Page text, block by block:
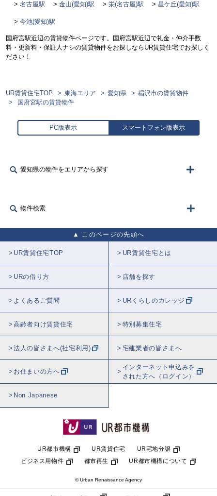
名古屋駅 金山(愛知)駅 栄(名古屋)駅 星ケ丘(愛知)駅
今池(愛知)駅
国府宮駅近辺の賃貸物件ページです。国府宮駅近辺で礼金・仲介手数
料・更新料・保証人ナシの賃貸物件をお探しならUR賃貸住宅でお探しく
ださい！
UR賃貸住宅TOP 東海エリア 愛知県
稲沢市の賃貸物件
国府宮駅の賃貸物件
PC版表示 スマートフォン版表示
愛知県の物件をエリアから探す
物件検索
このページの先頭へ
UR賃貸住宅TOP UR賃貸住宅とは
URの借り方 店舗を探す
よくあるご質問 URくらしのカレッジ
高齢者向け賃貸住宅 特別募集住宅
法人の皆さまへ(社宅利用) 宅建業者の皆さまへ
お住まいの方へ
インターネット申込みを
された方へ（ログイン）
Non Japanese
UR都市機構 UR賃貸住宅
UR宅地分譲
ビジネス用物件
都市再生 UR都市機構について
© Urban Renaissance Agency